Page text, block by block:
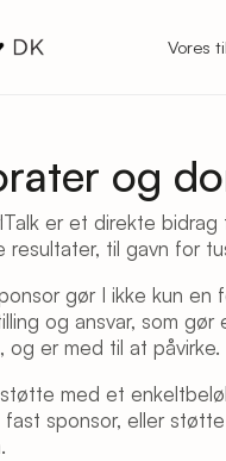
Vores
og
er et direkte
resultater, til gavn for
gør I ikke kun
og ansvar, som
og er med til at påvirke.
med et
fast sponsor, eller